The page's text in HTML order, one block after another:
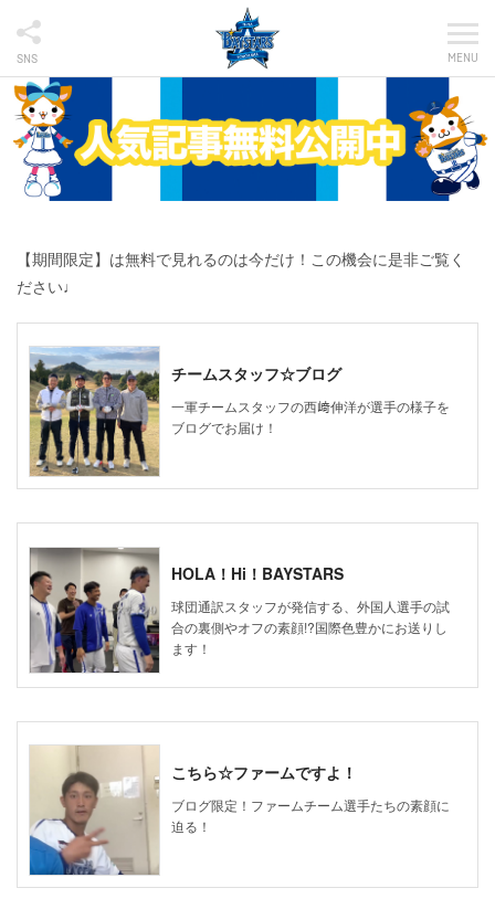
SNS MENU
【期間限定】は無料で見れるのは今だけ！この機会に是非ご覧く
ださい♩
チームスタッフ☆ブログ
一軍チームスタッフの西﨑伸洋が選手の様子を
ブログでお届け！
HOLA！Hi！BAYSTARS
球団通訳スタッフが発信する、外国人選手の試
合の裏側やオフの素顔!?国際色豊かにお送りし
ます！
こちら☆ファームですよ！
ブログ限定！ファームチーム選手たちの素顔に
迫る！